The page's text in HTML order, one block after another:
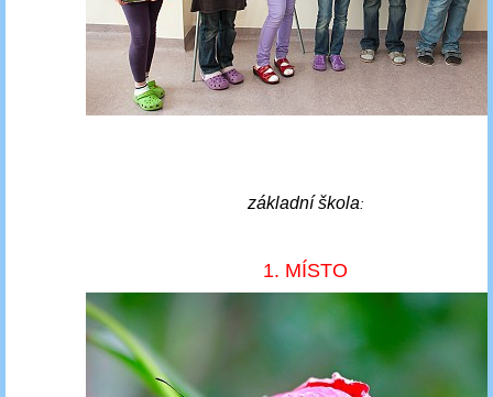
základní škola:
1. MÍSTO